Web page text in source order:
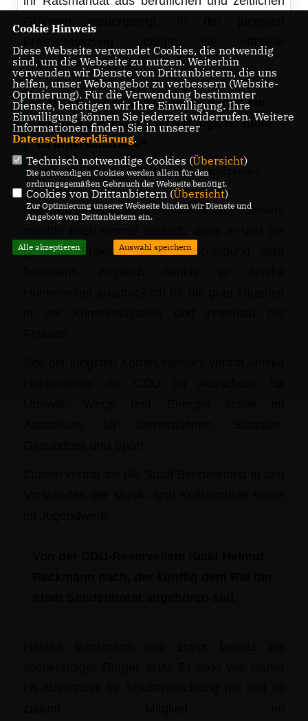
Gründen niedergelegt. In der jüngsten
Verabschiedung.
Gerade der zeitliche Aufwand, den ein
solches Mandat mit sich bringt, ist nicht
zu unterschätzen.“
Sebastian Sievers, CDU-Fraktionsvorsitzender
Der Fraktionsvorsitzende Sebastian Sievers
gesamte Fraktion diese Entscheidung sehr
Cookie Hinweis
Diese Webseite verwendet Cookies, die notwendig
sind, um die Webseite zu nutzen. Weiterhin
verwenden wir Dienste von Drittanbietern, die uns
helfen, unser Webangebot zu verbessern (Website-
Optmierung). Für die Verwendung bestimmter
Dienste, benötigen wir Ihre Einwilligung. Ihre
Einwilligung können Sie jederzeit widerrufen. Weitere
Informationen finden Sie in unserer
Datenschutzerklärung.
Technisch notwendige Cookies (Übersicht)
Die notwendigen Cookies werden allein für den
ordnungsgemäßen Gebrauch der Webseite benötigt.
Cookies von Drittanbietern (Übersicht)
Zur Optimierung unserer Webseite binden wir Dienste und
Angebote von Drittanbietern ein.
Alle akzeptieren Auswahl speichern